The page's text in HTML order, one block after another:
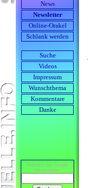
News
Newsletter
Online-Orakel
Schlank werden
Suche
Videos
Impressum
Wunschthema
Kommentare
Danke
Webseite mit Google
durch­suchen: